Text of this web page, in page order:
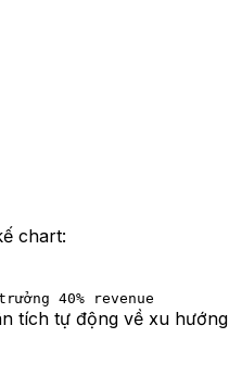
chart:
40% revenue
tích tự động về xu hướng